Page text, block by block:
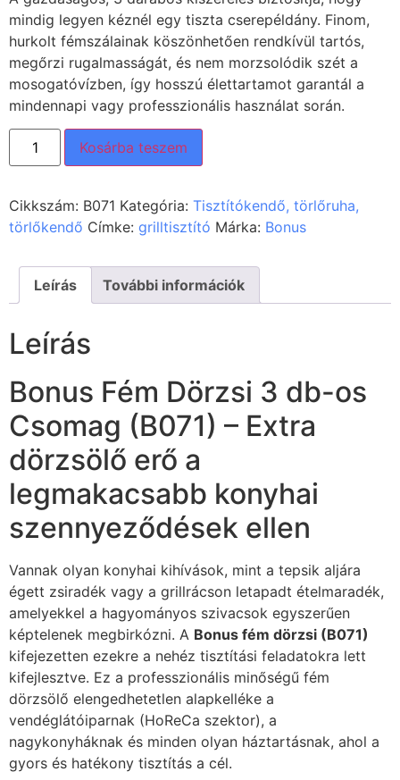
mindig legyen kéznél egy tiszta cserepéldány. Finom,
hurkolt fémszálainak köszönhetően rendkívül tartós,
megőrzi rugalmasságát, és nem morzsolódik szét a
mosogatóvízben, így hosszú élettartamot garantál a
mindennapi vagy professzionális használat során.
Kosárba teszem
Cikkszám: B071 Kategória: Tisztítókendő, törlőruha,
törlőkendő Címke: grilltisztító Márka: Bonus
Leírás További információk
Leírás
Bonus Fém Dörzsi 3 db-os
Csomag (B071) – Extra
dörzsölő erő a
legmakacsabb konyhai
szennyeződések ellen
Vannak olyan konyhai kihívások, mint a tepsik aljára
égett zsiradék vagy a grillrácson letapadt ételmaradék,
amelyekkel a hagyományos szivacsok egyszerűen
képtelenek megbirkózni. A Bonus fém dörzsi (B071)
kifejezetten ezekre a nehéz tisztítási feladatokra lett
kifejlesztve. Ez a professzionális minőségű fém
dörzsölő elengedhetetlen alapkelléke a
vendéglátóiparnak (HoReCa szektor), a
nagykonyháknak és minden olyan háztartásnak, ahol a
gyors és hatékony tisztítás a cél.